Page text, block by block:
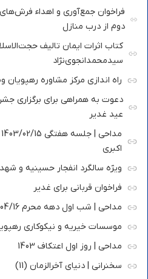
فراخوان جمع‌آوری و اهداء
دوم از درب منازل
کتاب اثرات ایمان تالیف
سیدمحمدانجوی‌نژاد
راه اندازی مرکز مشاوره رهپویان
دعوت به همراهی برای برگزاری
عید غدیر
اکبری
ویژه سالگرد انفجار حسینیه و
فراخوان قربانی برای غدیر
مداحی | شب اول دهه محرم 1403/04/16
موسسات خیریه و نیکوکاری
مداحی | روز اول اعتکاف 1403
سخنرانی | دنیای آخرالزمان (11)